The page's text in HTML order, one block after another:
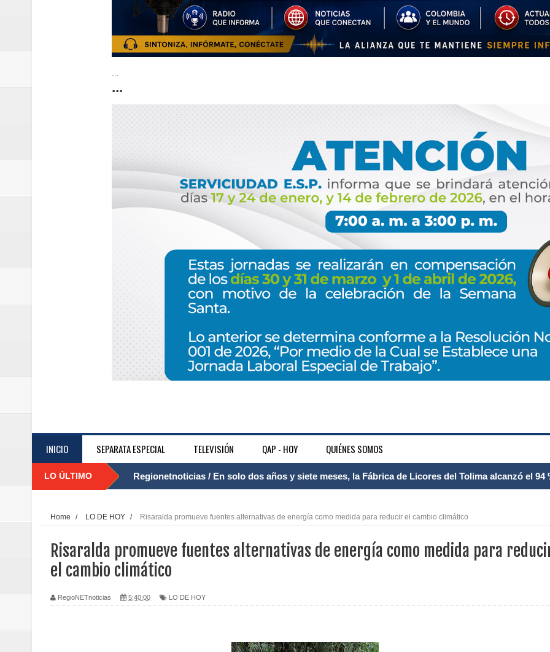
...
...
INICIO SEPARATA ESPECIAL TELEVISIÓN QAP - HOY QUIÉNES SOMOS
LO ÚLTIMO Regionetnoticias / El Aeropuerto Internacional Matecaña fortalece su conectividad con una
Regionetnoticias / Caldas fortalece el Mecanismo Articulador Departamental para el abordaje de
Home / LO DE HOY / Risaralda promueve fuentes alternativas de energía como medida para reducir el cambio climático
Risaralda promueve fuentes alternativas de energía como medida para
el cambio climático
RegioNETnoticias 5:40:00 LO DE HOY